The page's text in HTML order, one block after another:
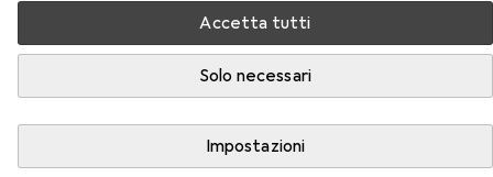
Accetta tutti
Solo necessari
Impostazioni
TWINNUT con collare della categoria Accessori per
macchine.
Elenco dei prodotti